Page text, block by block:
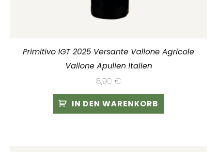
Primitivo IGT 2025 Versante Vallone Agricole
Vallone Apulien Italien
8,90 €
IN DEN WARENKORB